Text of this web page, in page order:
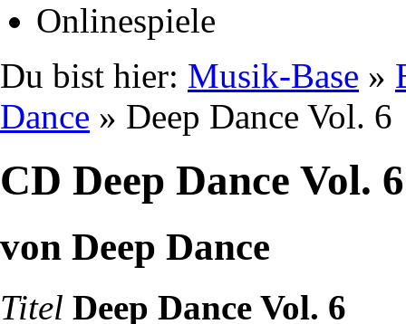
Onlinespiele
Du bist hier: Musik-Base »
Dance » Deep Dance Vol. 6
CD Deep Dance Vol. 6
von Deep Dance
Titel Deep Dance Vol. 6